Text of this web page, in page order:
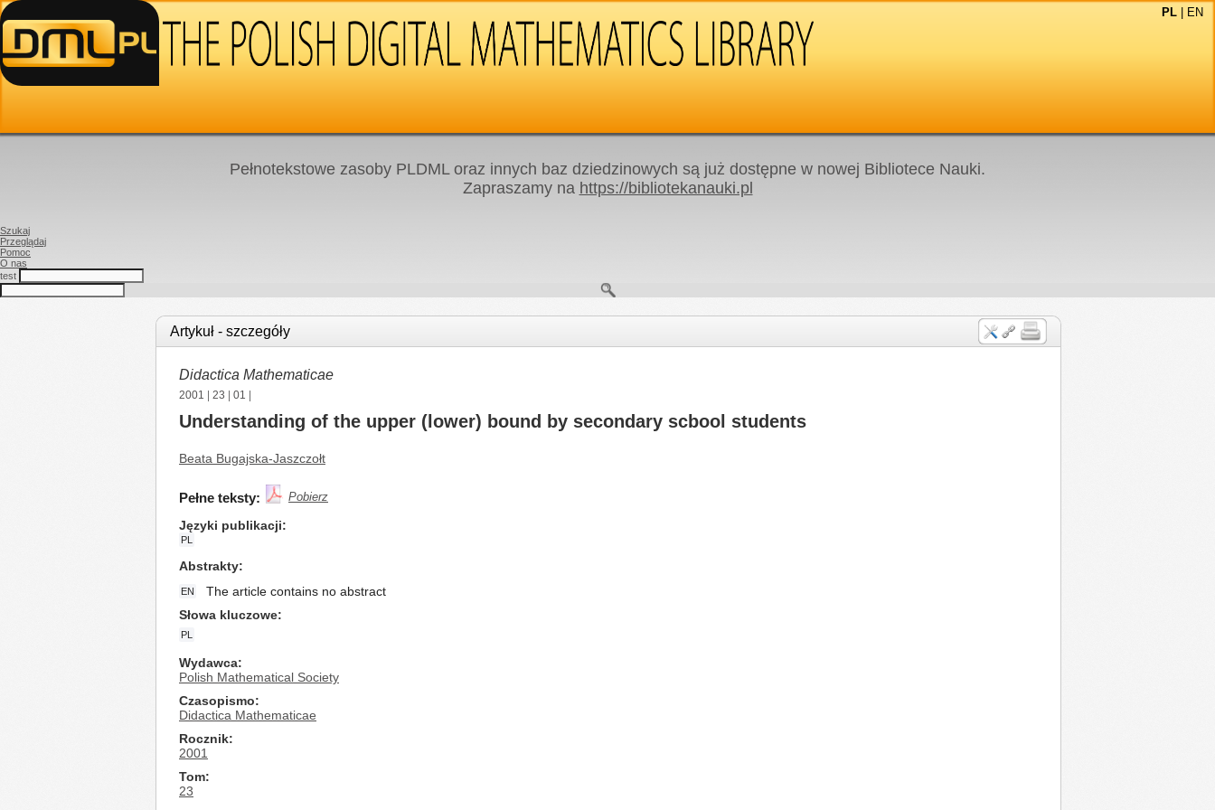
PL EN
Pełnotekstowe zasoby PLDML oraz innych baz dziedzinowych są już dostępne w nowej Bibliotece Nauki.
Zapraszamy na https://bibliotekanauki.pl
Szukaj
Przeglądaj
Pomoc
O nas
test
Artykuł - szczegóły
Didactica Mathematicae
2001 23 01
Understanding of the upper (lower) bound by secondary scbool students
Beata Bugajska-Jaszczołt
Pełne teksty: Pobierz
Języki publikacji
PL
Abstrakty
EN
The article contains no abstract
Słowa kluczowe
PL
Wydawca
Polish Mathematical Society
Czasopismo
Didactica Mathematicae
Rocznik
2001
Tom
23